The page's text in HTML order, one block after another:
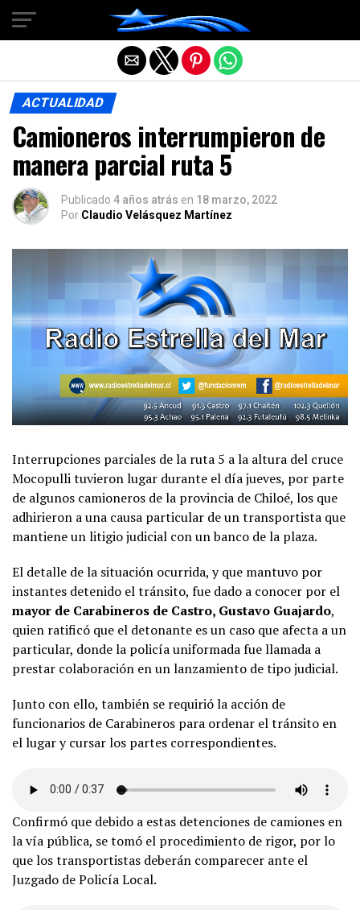
ACTUALIDAD
Camioneros interrumpieron de
manera parcial ruta 5
Publicado 4 años atrás en 18 marzo, 2022
Por Claudio Velásquez Martínez
Interrupciones parciales de la ruta 5 a la altura del cruce
Mocopulli tuvieron lugar durante el día jueves, por parte
de algunos camioneros de la provincia de Chiloé, los que
adhirieron a una causa particular de un transportista que
mantiene un litigio judicial con un banco de la plaza.
El detalle de la situación ocurrida, y que mantuvo por
instantes detenido el tránsito, fue dado a conocer por el
mayor de Carabineros de Castro, Gustavo Guajardo,
quien ratificó que el detonante es un caso que afecta a un
particular, donde la policía uniformada fue llamada a
prestar colaboración en un lanzamiento de tipo judicial.
Junto con ello, también se requirió la acción de
funcionarios de Carabineros para ordenar el tránsito en
el lugar y cursar los partes correspondientes.
Confirmó que debido a estas detenciones de camiones en
la vía pública, se tomó el procedimiento de rigor, por lo
que los transportistas deberán comparecer ante el
Juzgado de Policía Local.
Salir de la versión móvil